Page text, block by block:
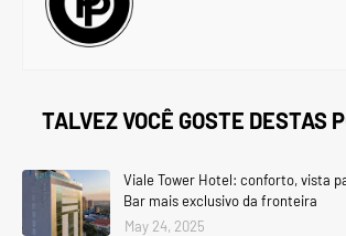
TALVEZ VOCÊ GOSTE DESTAS
Viale Tower Hotel: conforto, vista
Bar mais exclusivo da fronteira
May 24, 2025